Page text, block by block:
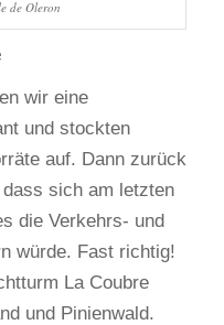
de Oleron
wir eine
und stockten
auf. Dann zurück
sich am letzten
die Verkehrs- und
würde. Fast richtig!
La Coubre
und Pinienwald.